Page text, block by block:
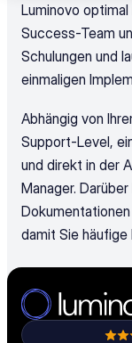
Luminovo
Success-Team
Schulungen und
einmaligen
Abhängig von
Support-Level,
und direkt in der
Manager.
damit Sie häufige